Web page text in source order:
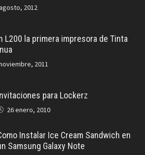
2012
L200 la primera impresora de Tinta
2011
para Lockerz
26 enero, 2010
Instalar Ice Cream Sandwich en
Samsung Galaxy Note